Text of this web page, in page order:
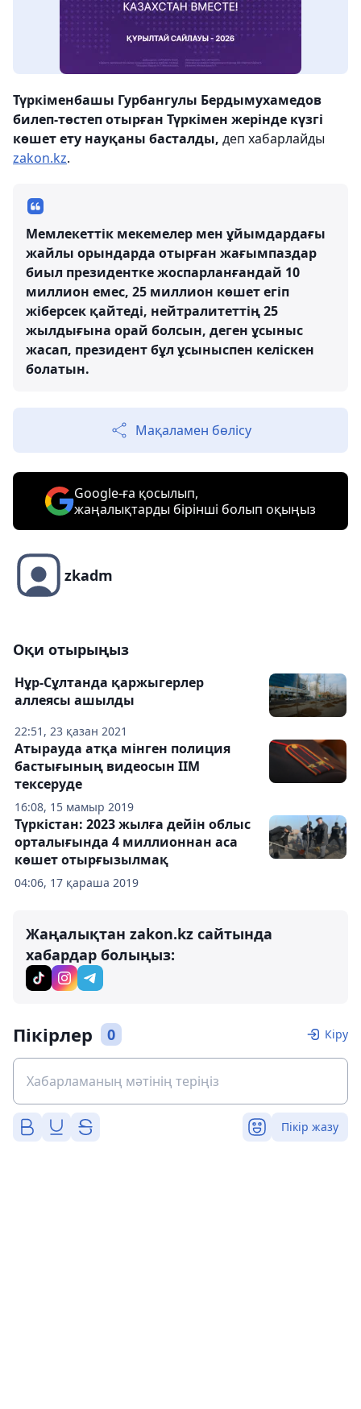
Түркіменбашы Гурбангулы Бердымухамедов
билеп-төстеп отырған Түркімен жерінде күзгі
көшет ету науқаны басталды, деп хабарлайды
zakon.kz.
Мемлекеттік мекемелер мен ұйымдардағы
жайлы орындарда отырған жағымпаздар
биыл президентке жоспарланғандай 10
миллион емес, 25 миллион көшет егіп
жіберсек қайтеді, нейтралитеттің 25
жылдығына орай болсын, деген ұсыныс
жасап, президент бұл ұсыныспен келіскен
болатын.
Мақаламен бөлісу
Google-ға қосылып,
жаңалықтарды бірінші болып оқыңыз
zkadm
Оқи отырыңыз
22:51, 23 қазан 2021
Нұр-Сұлтанда қаржыгерлер
аллеясы ашылды
16:08, 15 мамыр 2019
Атырауда атқа мінген полиция
бастығының видеосын ІІМ
тексеруде
04:06, 17 қараша 2019
Түркістан: 2023 жылға дейін облыс
орталығында 4 миллионнан аса
көшет отырғызылмақ
Жаңалықтан zakon.kz сайтында
хабардар болыңыз:
Пікірлер 0 Кіру
Пікір жазу